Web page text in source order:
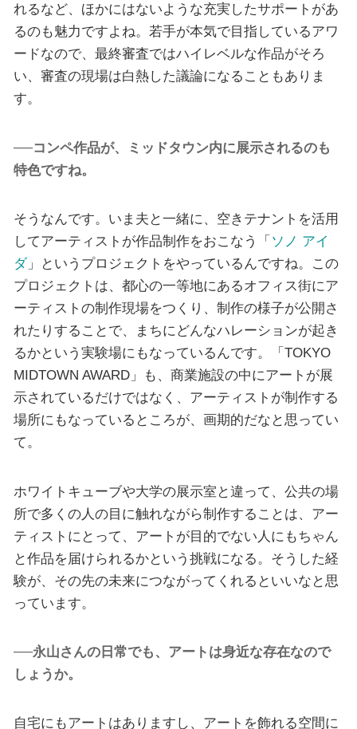
れるなど、ほかにはないような充実したサポートがあ
るのも魅力ですよね。若手が本気で目指しているアワ
ードなので、最終審査ではハイレベルな作品がそろ
い、審査の現場は白熱した議論になることもありま
す。
──コンペ作品が、ミッドタウン内に展示されるのも
特色ですね。
そうなんです。いま夫と一緒に、空きテナントを活用
してアーティストが作品制作をおこなう「 ソノ アイ
ダ」というプロジェクトをやっているんですね。この
プロジェクトは、都心の一等地にあるオフィス街にア
ーティストの制作現場をつくり、制作の様子が公開さ
れたりすることで、まちにどんなハレーションが起き
るかという実験場にもなっているんです。「TOKYO
MIDTOWN AWARD」も、商業施設の中にアートが展
示されているだけではなく、アーティストが制作する
場所にもなっているところが、画期的だなと思ってい
て。
ホワイトキューブや大学の展示室と違って、公共の場
所で多くの人の目に触れながら制作することは、アー
ティストにとって、アートが目的でない人にもちゃん
と作品を届けられるかという挑戦になる。そうした経
験が、その先の未来につながってくれるといいなと思
っています。
──永山さんの日常でも、アートは身近な存在なので
しょうか。
自宅にもアートはありますし、アートを飾れる空間に